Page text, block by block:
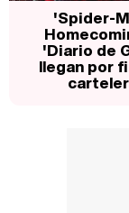
'Spider-
'Diario de
llegan por